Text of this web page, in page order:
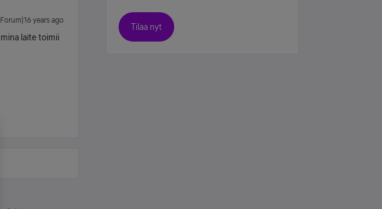
years ago
laite toimii
Tilaa nyt